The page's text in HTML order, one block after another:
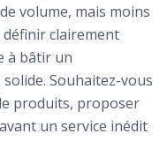
volume, mais moins
définir clairement
à bâtir un
Souhaitez-vous
produits, proposer
un service inédit